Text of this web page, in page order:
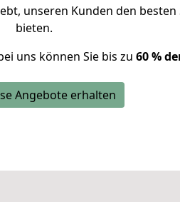
unseren Kunden den besten
bieten.
uns können Sie bis zu 60 %
Angebote erhalten